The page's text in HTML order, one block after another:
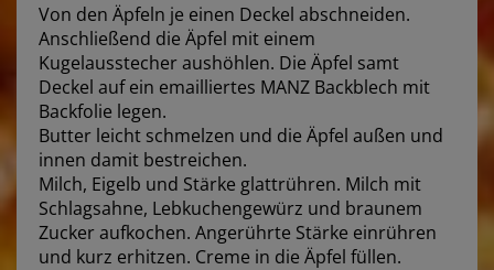
Von den Äpfeln je einen Deckel abschneiden.
Anschließend die Äpfel mit einem
Kugelausstecher aushöhlen. Die Äpfel samt
Deckel auf ein emailliertes MANZ Backblech mit
Backfolie legen.
Butter leicht schmelzen und die Äpfel außen und
innen damit bestreichen.
Milch, Eigelb und Stärke glattrühren. Milch mit
Schlagsahne, Lebkuchengewürz und braunem
Zucker aufkochen. Angerührte Stärke einrühren
und kurz erhitzen. Creme in die Äpfel füllen.